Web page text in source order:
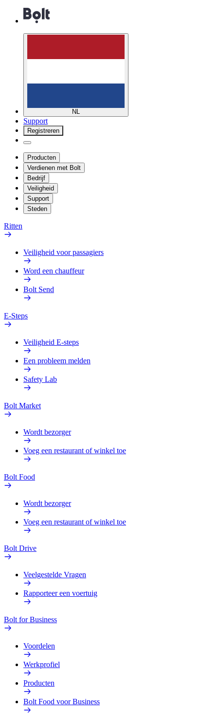
NL
Support
Registreren
Producten
Verdienen met Bolt
Bedrijf
Veiligheid
Support
Steden
Ritten
Veiligheid voor passagiers
Word een chauffeur
Bolt Send
E-Steps
Veiligheid E-steps
Een probleem melden
Safety Lab
Bolt Market
Wordt bezorger
Voeg een restaurant of winkel toe
Bolt Food
Wordt bezorger
Voeg een restaurant of winkel toe
Bolt Drive
Veelgestelde Vragen
Rapporteer een voertuig
Bolt for Business
Voordelen
Werkprofiel
Producten
Bolt Food voor Business